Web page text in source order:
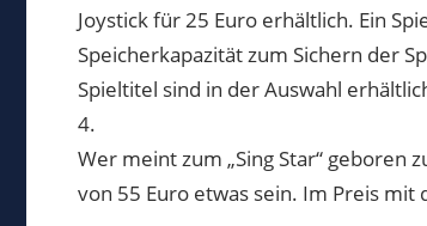
Joystick für 25 Euro erhältlich. Ein
Speicherkapazität zum Sichern der
Spieltitel sind in der Auswahl
4.
Wer meint zum „Sing Star“ geboren
von 55 Euro etwas sein. Im Preis